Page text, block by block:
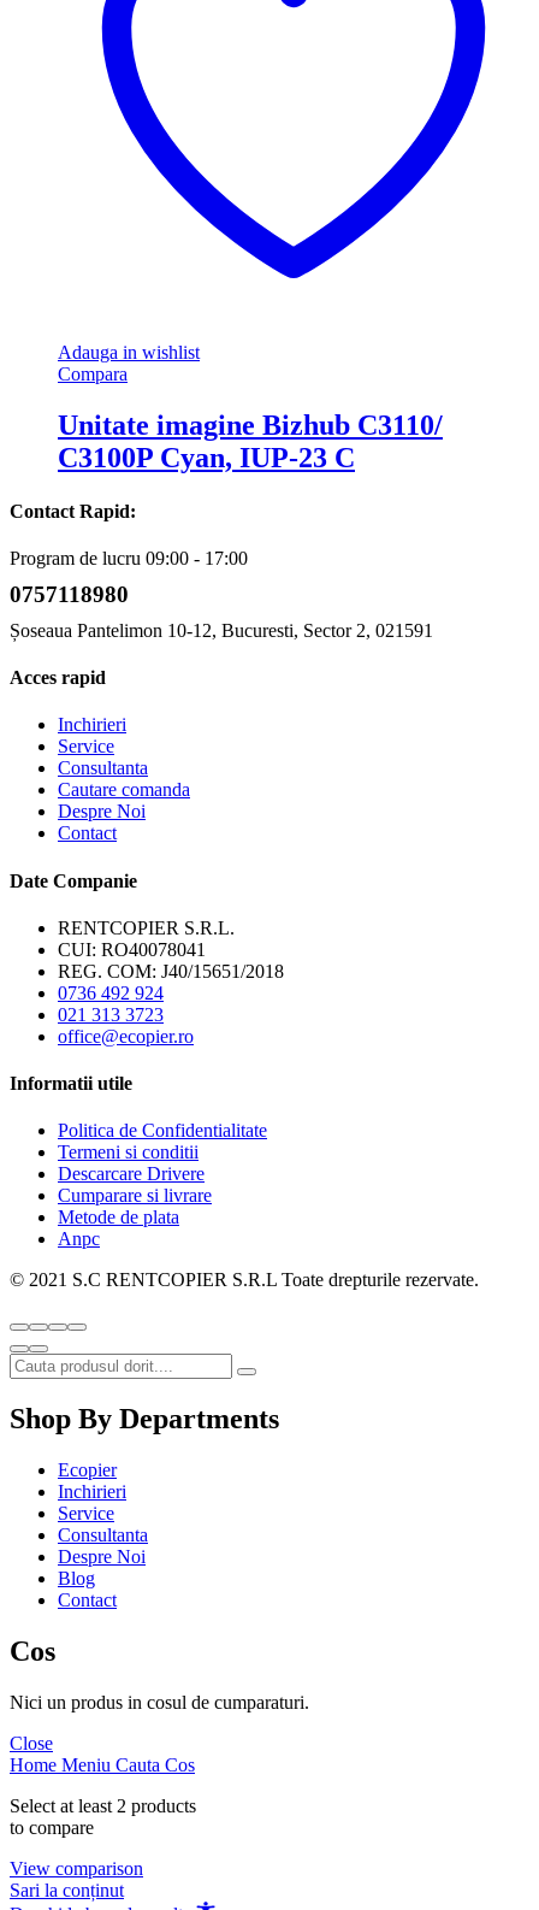
Adauga in wishlist
Compara
Unitate imagine Bizhub C3110/
C3100P Cyan, IUP-23 C
Contact Rapid:
Program de lucru 09:00 - 17:00
0757118980
Șoseaua Pantelimon 10-12, Bucuresti, Sector 2, 021591
Acces rapid
Inchirieri
Service
Consultanta
Cautare comanda
Despre Noi
Contact
Date Companie
RENTCOPIER S.R.L.
CUI: RO40078041
REG. COM: J40/15651/2018
0736 492 924
021 313 3723
office@ecopier.ro
Informatii utile
Politica de Confidentialitate
Termeni si conditii
Descarcare Drivere
Cumparare si livrare
Metode de plata
Anpc
© 2021 S.C RENTCOPIER S.R.L Toate drepturile rezervate.
Shop By Departments
Ecopier
Inchirieri
Service
Consultanta
Despre Noi
Blog
Contact
Cos
Nici un produs in cosul de cumparaturi.
Close
Home Meniu Cauta Cos
Select at least 2 products
to compare
View comparison
Sari la conținut